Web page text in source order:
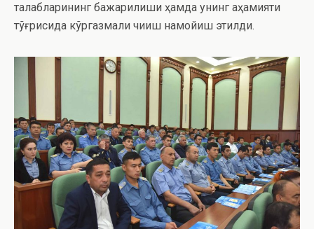
талабларининг бажарилиши ҳамда унинг аҳамияти
тўғрисида кўргазмали чиқиш намойиш этилди.